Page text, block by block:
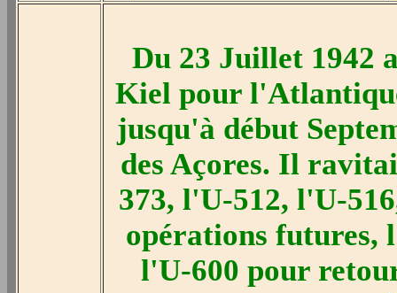
Du 23 Juillet 1942
Kiel pour
jusqu'à début
des Açores. Il
373, l'U-512, l'U-
opérations futures,
l'U-600 pour